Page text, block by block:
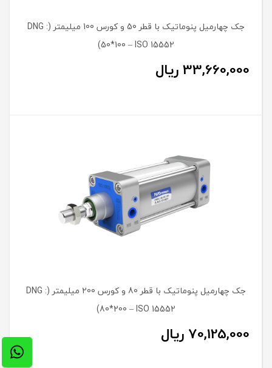
جک چهارمیل پنوماتیک با قطر 50 و کورس 100 میلیمتر (DNG :
50*100 – ISO 15552)
33,660,000ریال
جک چهارمیل پنوماتیک با قطر 80 و کورس 200 میلیمتر (DNG :
80*200 – ISO 15552)
70,125,000 ریال